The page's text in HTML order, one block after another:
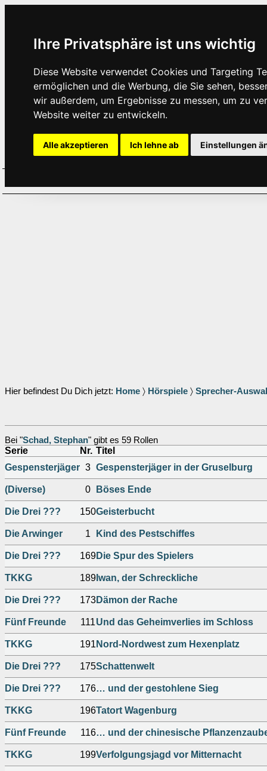
Ihre Privatsphäre ist uns wichtig
Diese Website verwendet Cookies und Targeting
ermöglichen und die Werbung, die Sie sehen,
wir außerdem, um Ergebnisse zu messen, um zu
Website weiter zu entwickeln.
Alle akzeptieren Ich lehne ab Einstellungen
Hier befindest Du Dich jetzt: Home 〉 Hörspiele 〉 Sprecher-
Bei "Schad, Stephan" gibt es 59 Rollen
Serie Nr. Titel
Gespensterjäger 3 Gespensterjäger in der Gruselburg
(Diverse) 0 Böses Ende
Die Drei ??? 150Geisterbucht
Die Arwinger 1 Kind des Pestschiffes
Die Drei ??? 169Die Spur des Spielers
TKKG 189 Iwan, der Schreckliche
Die Drei ??? 173Dämon der Rache
Fünf Freunde 111Und das Geheimverlies im Schloss
TKKG 191 Nord-Nordwest zum Hexenplatz
Die Drei ??? 175Schattenwelt
Die Drei ??? 176… und der gestohlene Sieg
TKKG 196Tatort Wagenburg
Fünf Freunde 116… und der chinesische
TKKG 199Verfolgungsjagd vor Mitternacht